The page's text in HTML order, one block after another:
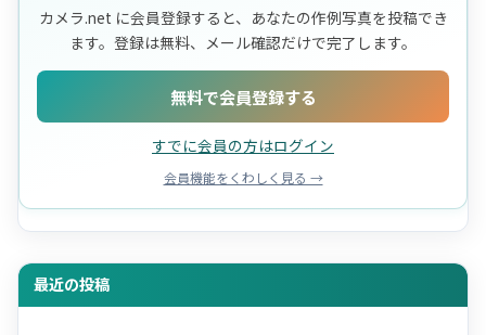
カメラ.net に会員登録すると、あなたの作例写真を投稿でき
ます。登録は無料、メール確認だけで完了します。
無料で会員登録する
すでに会員の方はログイン
会員機能をくわしく見る →
最近の投稿